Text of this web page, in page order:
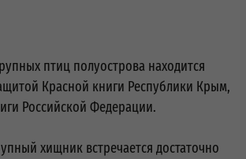
птиц полуострова находится
Красной книги Республики Крым,
Российской Федерации.
хищник встречается достаточно